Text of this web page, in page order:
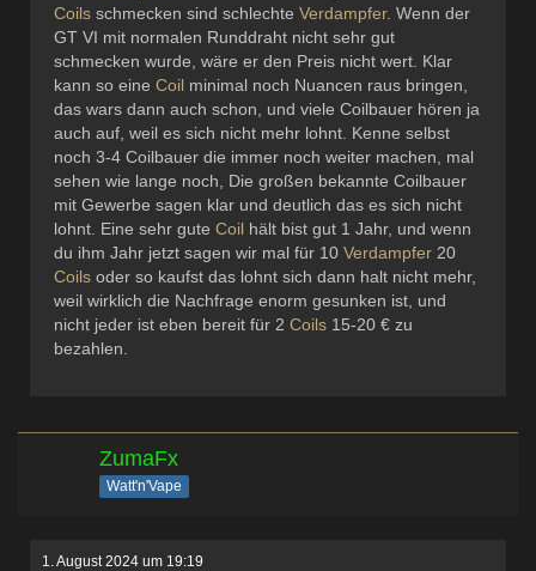
Coils schmecken sind schlechte Verdampfer. Wenn der
GT VI mit normalen Runddraht nicht sehr gut
schmecken wurde, wäre er den Preis nicht wert. Klar
kann so eine Coil minimal noch Nuancen raus bringen,
das wars dann auch schon, und viele Coilbauer hören ja
auch auf, weil es sich nicht mehr lohnt. Kenne selbst
noch 3-4 Coilbauer die immer noch weiter machen, mal
sehen wie lange noch, Die großen bekannte Coilbauer
mit Gewerbe sagen klar und deutlich das es sich nicht
lohnt. Eine sehr gute Coil hält bist gut 1 Jahr, und wenn
du ihm Jahr jetzt sagen wir mal für 10 Verdampfer 20
Coils oder so kaufst das lohnt sich dann halt nicht mehr,
weil wirklich die Nachfrage enorm gesunken ist, und
nicht jeder ist eben bereit für 2 Coils 15-20 € zu
bezahlen.
ZumaFx
Watt'n'Vape
1. August 2024 um 19:19